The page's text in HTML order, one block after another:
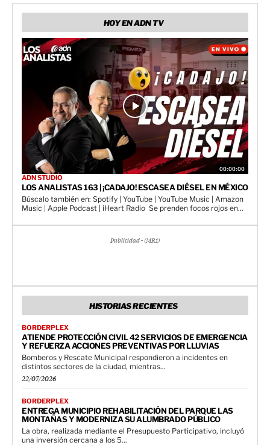
HOY EN ADN TV
00:00:00
ADN STUDIO
LOS ANALISTAS 163 | ¡CADAJO! ESCASEA DIÉSEL EN MÉXICO
Búscalo también en: Spotify | YouTube | YouTube Music | Amazon
Music | Apple Podcast | iHeart Radio Se prenden focos rojos en...
Publicidad - (MR1)
HISTORIAS RECIENTES
BORDERPLEX
ATIENDE PROTECCIÓN CIVIL 42 SERVICIOS DE EMERGENCIA
Y REFUERZA ACCIONES PREVENTIVAS POR LLUVIAS
Bomberos y Rescate Municipal respondieron a incidentes en
distintos sectores de la ciudad, mientras...
22/07/2026
BORDERPLEX
ENTREGA MUNICIPIO REHABILITACIÓN DEL PARQUE LAS
MONTAÑAS Y MODERNIZA SU ALUMBRADO PÚBLICO
La obra, realizada mediante el Presupuesto Participativo, incluyó
una inversión cercana a los 5...